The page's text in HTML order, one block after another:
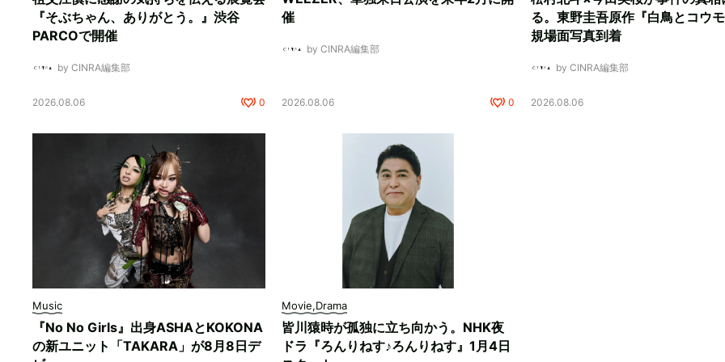
『そぶちゃん、ありがとう。』渋谷
PARCOで開催
by CINRA編集部
2026.08.06 0
催
by CINRA編集部
2026.08.06 0
る。東野圭吾原作『白鳥とコウ
規場面写真到着
by CINRA編集部
2026.08.06
Music
『No No Girls』出身ASHAとKOKONA
の新ユニット「TAKARA」が8月8日デ
Movie,Drama
皆川猿時が孤独に立ち向かう。NHK夜
ドラ『ろんりねす♪ろんりねす』1月4日